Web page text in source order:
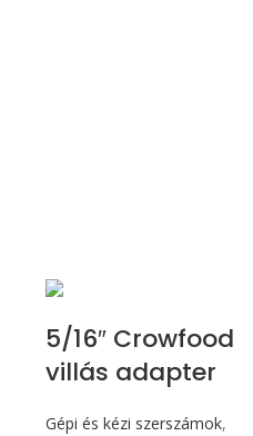
5/16″ Crowfood
villás adapter
Gépi és kézi szerszámok,